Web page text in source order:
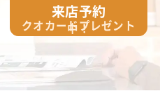
来店予約
クオカードプレゼント
中！